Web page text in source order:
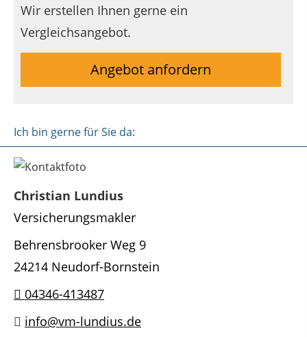
Wir erstellen Ihnen gerne ein
Vergleichsangebot.
Angebot anfordern
Ich bin gerne für Sie da:
Christian Lundius
Versicherungsmakler
Behrensbrooker Weg 9
24214 Neudorf-Bornstein
04346-413487
info@vm-lundius.de